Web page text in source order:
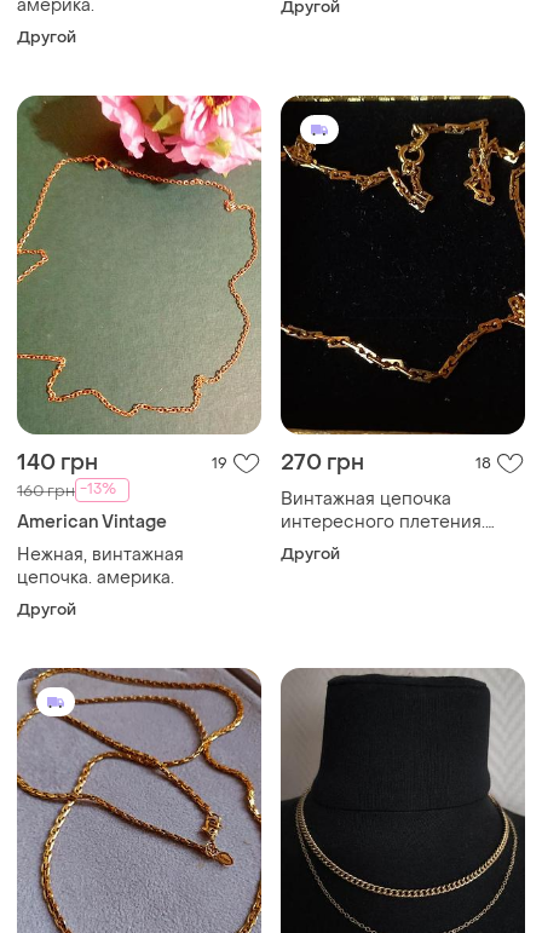
19
American Vintage
Нежная, винтажная
цепочка. америка.
Другой
270 грн 18
Винтажная цепочка
интересного плетения.
5300 грн 2
MONET
128 грн